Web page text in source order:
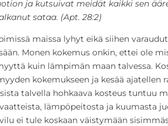
ja kutsuivat meidät kaikki sen
sataa. (Apt. 28:2)
maissa lyhyt eikä siihen
Monen kokemus onkin, ettei ole
kuin lämpimän maan talvessa.
kokemukseen ja kesää ajatellen
talvella hohkaava kosteus tuntuu
lämpöpeitosta ja kuumasta
ei tule koskaan väistymään